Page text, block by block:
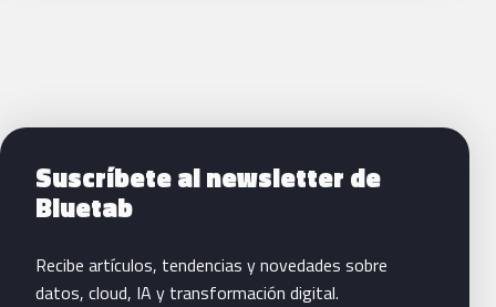
Siguientes pasos con Bluetab
Suscríbete al newsletter de
Bluetab
Recibe artículos, tendencias y novedades sobre
datos, cloud, IA y transformación digital.